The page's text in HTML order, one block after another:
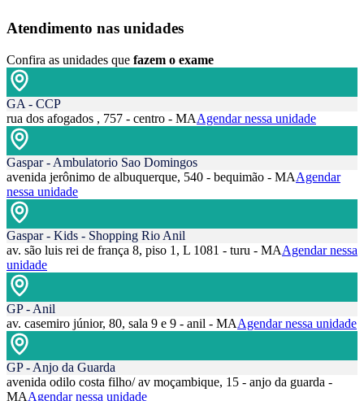
Atendimento nas unidades
Confira as unidades que fazem o exame
GA - CCP
rua dos afogados , 757 - centro - MAAgendar nessa unidade
Gaspar - Ambulatorio Sao Domingos
avenida jerônimo de albuquerque, 540 - bequimão - MAAgendar
nessa unidade
Gaspar - Kids - Shopping Rio Anil
av. são luis rei de frança 8, piso 1, L 1081 - turu - MAAgendar nessa
unidade
GP - Anil
av. casemiro júnior, 80, sala 9 e 9 - anil - MAAgendar nessa unidade
GP - Anjo da Guarda
avenida odilo costa filho/ av moçambique, 15 - anjo da guarda -
MAAgendar nessa unidade